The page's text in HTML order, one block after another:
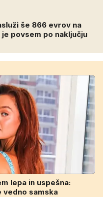
še 866 evrov na
povsem po naključju
lepa in uspešna:
vedno samska